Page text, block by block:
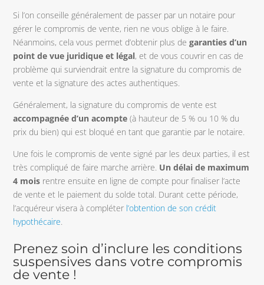
Si l’on conseille généralement de passer par un notaire pour
gérer le compromis de vente, rien ne vous oblige à le faire.
Néanmoins, cela vous permet d’obtenir plus degaranties d’un
point de vue juridique et légal, et de vous couvrir en cas de
problème qui surviendrait entre la signature du compromis de
vente et la signature des actes authentiques.
Généralement, la signature du compromis de vente est
accompagnée d’un acompte (à hauteur de 5 % ou 10 % du
prix du bien) qui est bloqué en tant que garantie par le notaire.
Une fois le compromis de vente signé par les deux parties, il est
très compliqué de faire marche arrière. Un délai de maximum
4 mois rentre ensuite en ligne de compte pour finaliser l’acte
de vente et le paiement du solde total. Durant cette période,
l’acquéreur visera à compléter l’obtention de son crédit
hypothécaire.
Prenez soin d’inclure les conditions
suspensives dans votre compromis
de vente !